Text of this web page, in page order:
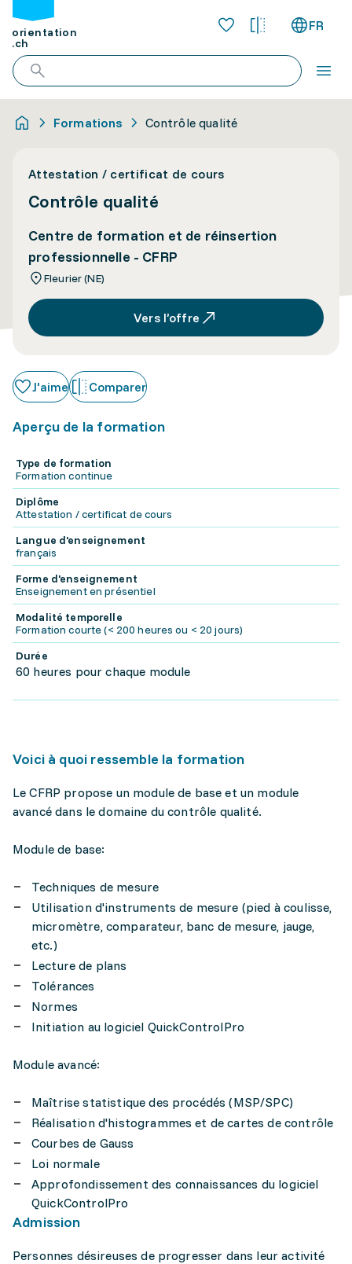
orientation
.ch
FR
Formations Contrôle qualité
Attestation / certificat de cours
Contrôle qualité
Centre de formation et de réinsertion
professionnelle - CFRP
Fleurier (NE)
Vers l’offre
J'aime Comparer
Aperçu de la formation
Type de formation
Formation continue
Diplôme
Attestation / certificat de cours
Langue d'enseignement
français
Forme d'enseignement
Enseignement en présentiel
Modalité temporelle
Formation courte (< 200 heures ou < 20 jours)
Durée
60 heures pour chaque module
Voici à quoi ressemble la formation
Le CFRP propose un module de base et un module
avancé dans le domaine du contrôle qualité.
Module de base:
Techniques de mesure
Utilisation d'instruments de mesure (pied à coulisse,
micromètre, comparateur, banc de mesure, jauge,
etc.)
Lecture de plans
Tolérances
Normes
Initiation au logiciel QuickControlPro
Module avancé:
Maîtrise statistique des procédés (MSP/SPC)
Réalisation d'histogrammes et de cartes de contrôle
Courbes de Gauss
Loi normale
Approfondissement des connaissances du logiciel
QuickControlPro
Admission
Personnes désireuses de progresser dans leur activité